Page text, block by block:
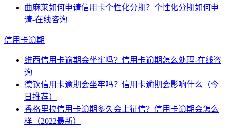
曲麻莱如何申请信用卡个性化分期？个性化分期如何申
请-在线咨询
信用卡逾期
维西信用卡逾期会坐牢吗？信用卡逾期怎么处理-在线咨
询
德钦信用卡逾期会坐牢吗？信用卡逾期会影响什么（今
日推荐）
香格里拉信用卡逾期多久会上征信？信用卡逾期会怎么
样（2022最新）